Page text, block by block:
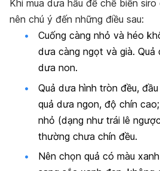
Khi mua dưa hấu để chế biến
nên chú ý đến những điều sau:
Cuống càng nhỏ và héo
dưa càng ngọt và già.
dưa non.
Quả dưa hình tròn đều,
quả dưa ngon, độ chín
nhỏ (dạng như trái lê
thường chưa chín đều.
Nên chọn quả có màu